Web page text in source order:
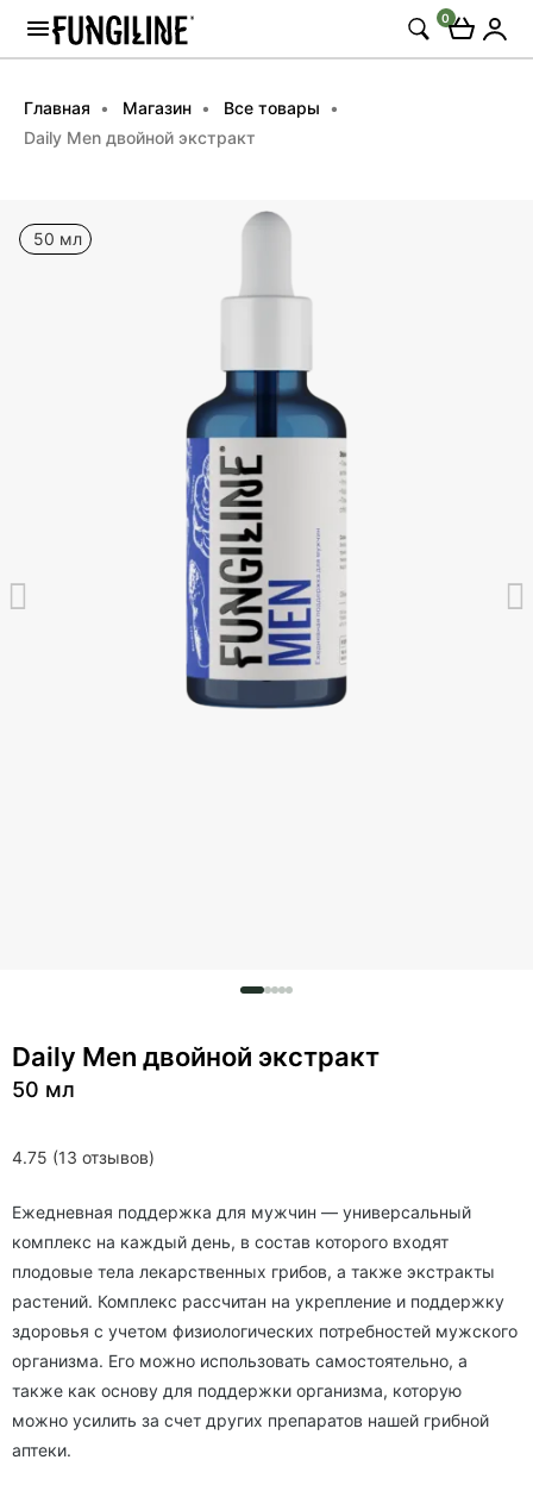
0
Главная Магазин
Все товары
Daily Men двойной экстракт
50 мл
4.75 (13 отзывов)
Daily Men двойной экстракт
50 мл
Ежедневная поддержка для мужчин — универсальный
комплекс на каждый день, в состав которого входят
плодовые тела лекарственных грибов, а также экстракты
растений. Комплекс рассчитан на укрепление и поддержку
здоровья с учетом физиологических потребностей мужского
организма. Его можно использовать самостоятельно, а
также как основу для поддержки организма, которую
можно усилить за счет других препаратов нашей грибной
аптеки.